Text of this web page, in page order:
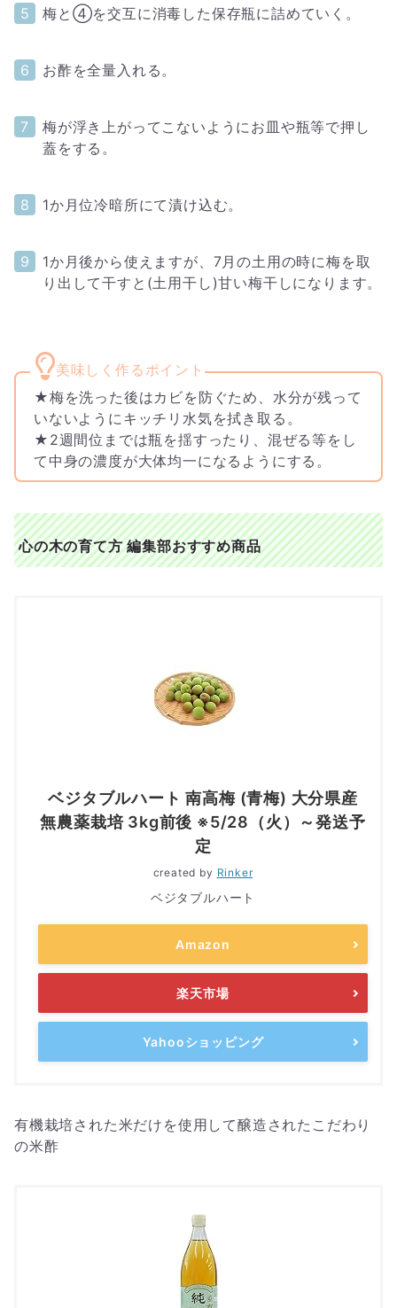
梅と④を交互に消毒した保存瓶に詰めていく。
お酢を全量入れる。
梅が浮き上がってこないようにお皿や瓶等で押し
蓋をする。
1か月位冷暗所にて漬け込む。
1か月後から使えますが、7月の土用の時に梅を取
り出して干すと(土用干し)甘い梅干しになります。
★梅を洗った後はカビを防ぐため、水分が残って
いないようにキッチリ水気を拭き取る。
★2週間位までは瓶を揺すったり、混ぜる等をし
て中身の濃度が大体均一になるようにする。
心の木の育て方 編集部おすすめ商品
ベジタブルハート 南高梅 (青梅) 大分県産
無農薬栽培 3kg前後 ※5/28（火）～発送予
定
created by Rinker
ベジタブルハート
Amazon
楽天市場
Yahooショッピング
有機栽培された米だけを使用して醸造されたこだわり
の米酢